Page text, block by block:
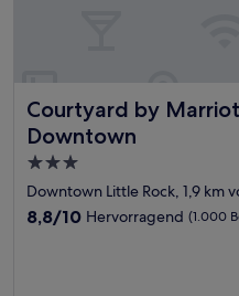
Courtyard by
Downtown
Courtyard by Marriott
3.0-
Sterne-
Unterkunft
Downtown Little Rock, 1,9 km
8.8
8,8/10 Hervorragend (1.000